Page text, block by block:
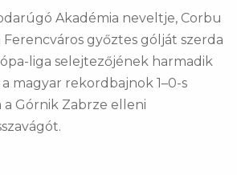
Akadémia neveltje, Corbu
Ferencváros győztes gólját szerda
liga selejtezőjének harmadik
magyar rekordbajnok 1–0-s
Górnik Zabrze elleni